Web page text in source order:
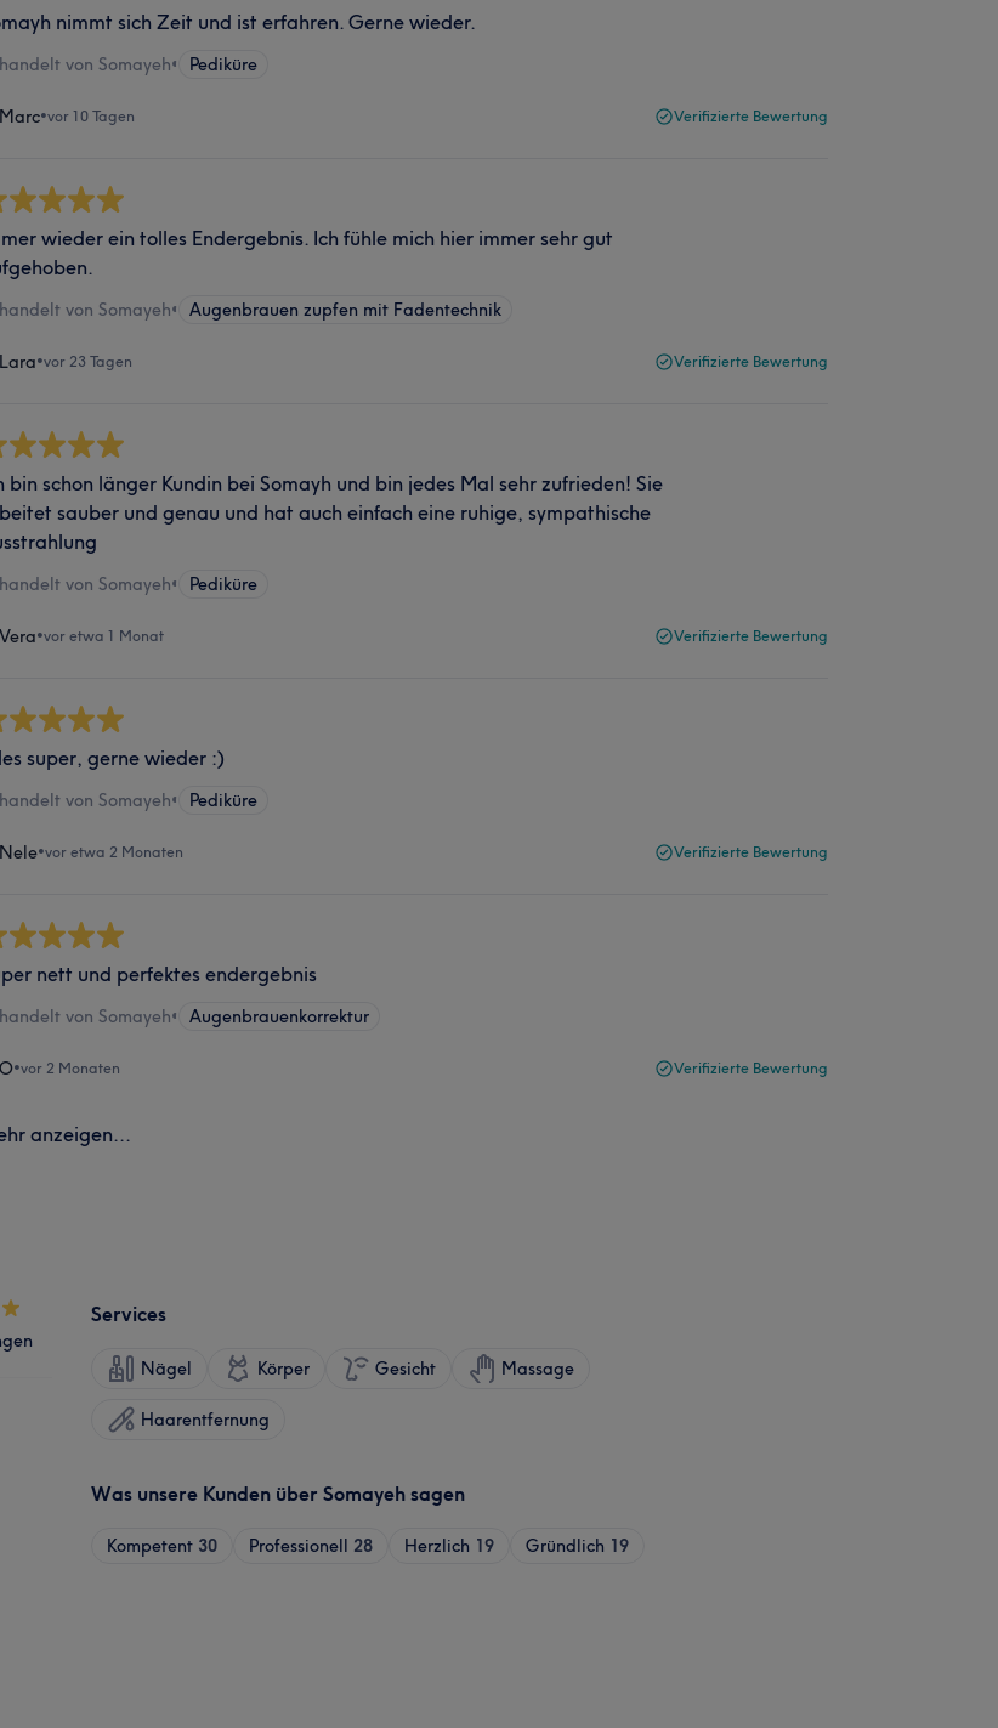
nimmt sich Zeit und ist erfahren. Gerne wieder.
von Somayeh• Pediküre
Marc•vor 10 Tagen Verifizierte Bewertung
wieder ein tolles Endergebnis. Ich fühle mich hier immer sehr gut
von Somayeh• Augenbrauen zupfen mit Fadentechnik
Lara•vor 23 Tagen Verifizierte Bewertung
bin schon länger Kundin bei Somayh und bin jedes Mal sehr zufrieden! Sie
sauber und genau und hat auch einfach eine ruhige, sympathische
von Somayeh• Pediküre
Vera•vor etwa 1 Monat Verifizierte Bewertung
super, gerne wieder :)
von Somayeh• Pediküre
Nele•vor etwa 2 Monaten Verifizierte Bewertung
nett und perfektes endergebnis
von Somayeh• Augenbrauenkorrektur
O•vor 2 Monaten Verifizierte Bewertung
anzeigen...
Services
Nägel Körper Gesicht Massage
Haarentfernung
Was unsere Kunden über Somayeh sagen
Kompetent 30 Professionell 28 Herzlich 19 Gründlich 19